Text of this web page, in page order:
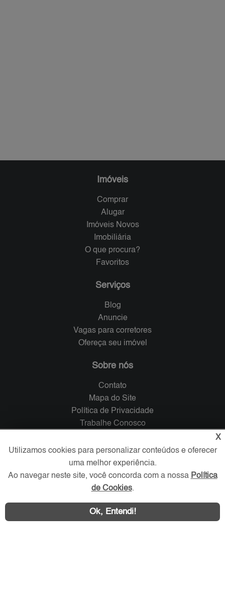
Imóveis
Comprar
Alugar
Imóveis Novos
Imobiliária
O que procura?
Favoritos
Serviços
Blog
Anuncie
Vagas para corretores
Ofereça seu imóvel
Sobre nós
Contato
Mapa do Site
Política de Privacidade
Trabalhe Conosco
Verificada por
Redes Sociais
X
Utilizamos cookies para personalizar conteúdos e oferecer
uma melhor experiência.
Ao navegar neste site, você concorda com a nossa Política
de Cookies.
Ok, Entendi!